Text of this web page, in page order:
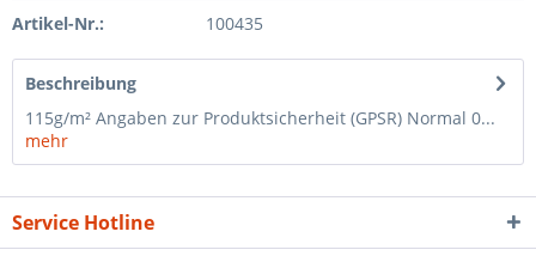
Artikel-Nr.: 100435
Beschreibung
115g/m² Angaben zur Produktsicherheit (GPSR) Normal 0...
mehr
Service Hotline